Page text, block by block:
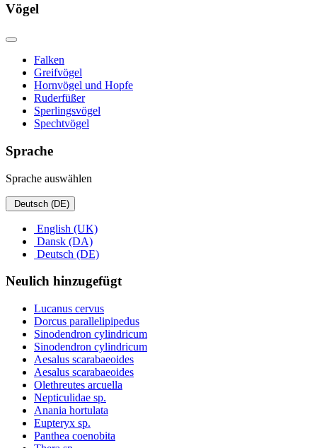
Vögel
Falken
Greifvögel
Hornvögel und Hopfe
Ruderfüßer
Sperlingsvögel
Spechtvögel
Sprache
Sprache auswählen
Deutsch (DE)
English (UK)
Dansk (DA)
Deutsch (DE)
Neulich hinzugefügt
Lucanus cervus
Dorcus parallelipipedus
Sinodendron cylindricum
Sinodendron cylindricum
Aesalus scarabaeoides
Aesalus scarabaeoides
Olethreutes arcuella
Nepticulidae sp.
Anania hortulata
Eupteryx sp.
Panthea coenobita